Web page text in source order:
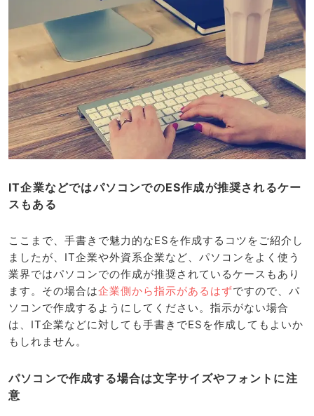
IT企業などではパソコンでのES作成が推奨されるケー
スもある
ここまで、手書きで魅力的なESを作成するコツをご紹介し
ましたが、IT企業や外資系企業など、パソコンをよく使う
業界ではパソコンでの作成が推奨されているケースもあり
ます。その場合は企業側から指示があるはずですので、パ
ソコンで作成するようにしてください。指示がない場合
は、IT企業などに対しても手書きでESを作成してもよいか
もしれません。
パソコンで作成する場合は文字サイズやフォントに注
意